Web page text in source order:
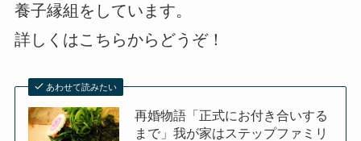
養子縁組をしています。
詳しくはこちらからどうぞ！
あわせて読みたい
再婚物語「正式にお付き合いする
まで」我が家はステップファミリ